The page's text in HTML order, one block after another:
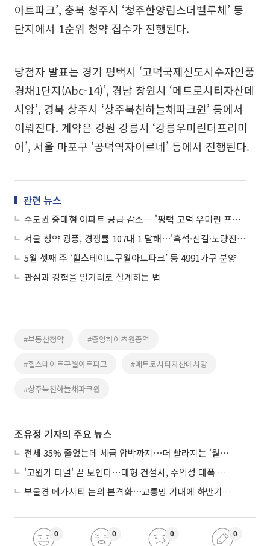
아트파크’, 충북 청주시 ‘청주한양립스더벨루체’ 등
단지에서 1순위 청약 접수가 진행된다.
당첨자 발표는 경기 평택시 ‘고덕국제신도시수자인풍
경채1단지(Abc-14)’, 경남 창원시 ‘메트로시티자산데
시앙’, 경북 상주시 ‘상주북천하늘채파크원’ 등에서
이뤄진다. 계약은 강원 강릉시 ‘강릉우미린더프리미
어’, 서울 마포구 ‘공덕역자이르네’ 등에서 진행된다.
관련 뉴스
수도권 중대형 아파트 공급 감소… '평택 고덕 우미린 프레스티지' 6월 분양 예정
서울 청약 광풍, 경쟁률 107대 1 달해⋯'흑석·신길·노량진' 상반기 분양 가세
5월 셋째 주 ‘힐스테이트구월아트파크’ 등 4991가구 분양
관심과 경험을 일거리로 설계하는 법
#부동산청약 #중앙하이츠원종역
#힐스테이트구월아트파크 #메트로시티자산데시앙
#상주북천하늘채파크원
조유정 기자의 주요 뉴스
전세 35% 줄었는데 세금 압박까지⋯더 빨라지는 '월세화'
'고원가 터널' 끝 보인다…대형 건설사, 수익성 대폭 개선
부울경 메가시티 논의 본격화⋯교통망 기대에 하반기 분양시장 '주목'
0 0 0 0